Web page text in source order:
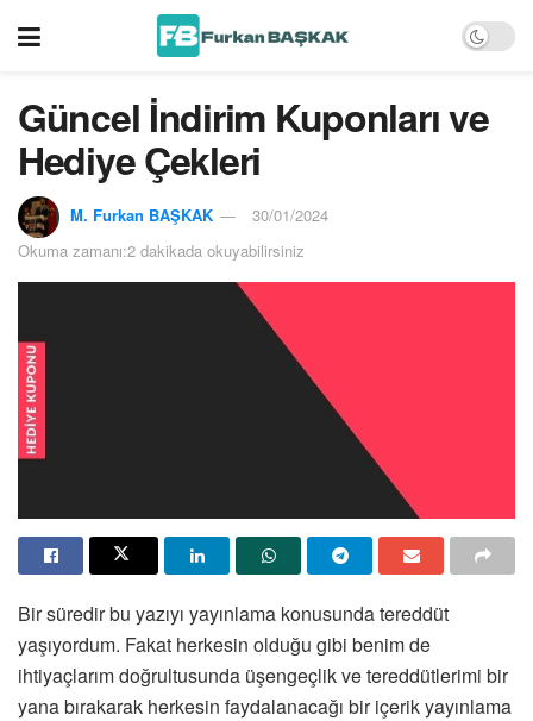
Güncel İndirim Kuponları ve
Hediye Çekleri
M. Furkan BAŞKAK
30/01/2024
Okuma zamanı:2 dakikada okuyabilirsiniz
Bir süredir bu yazıyı yayınlama konusunda tereddüt
yaşıyordum. Fakat herkesin olduğu gibi benim de
ihtiyaçlarım doğrultusunda üşengeçlik ve tereddütlerimi bir
yana bırakarak herkesin faydalanacağı bir içerik yayınlama